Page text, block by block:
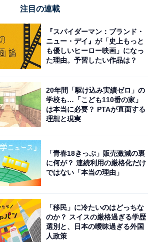
注目の連載
『スパイダーマン：ブランド・
ニュー・デイ』が「史上もっと
も優しいヒーロー映画」になっ
た理由。予習したい作品は？
20年間「駆け込み実績ゼロ」の
学校も…「こども110番の家」
は本当に必要？ PTAが直面する
理想と現実
「青春18きっぷ」販売激減の裏
に何が？ 連続利用の厳格化だけ
ではない「本当の理由」
「移民」に冷たいのはどっちな
のか？ スイスの厳格過ぎる学歴
選別と、日本の曖昧過ぎる外国
人政策